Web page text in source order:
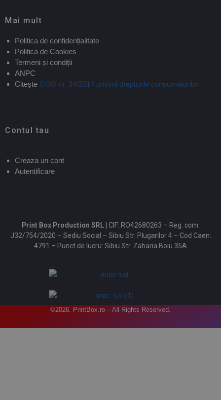
Mai mult
Politica de confidențialitate
Politica de Cookies
Termeni și condiții
ANPC
Citește OUG nr. 34/2014 privind drepturile consumatorilor
Contul tau
Creaza un cont
Autentificare
Print Box Production SRL | CIF: RO42680263 – Reg. com:
J32/754/2020 – Sediu Social – Sibiu Str. Plugarilor 4 – Cod Caen:
4791 – Punct de lucru: Sibiu Str. Zaharia Boiu 35A
©2026. PrintBox.ro – All Rights Reserved.